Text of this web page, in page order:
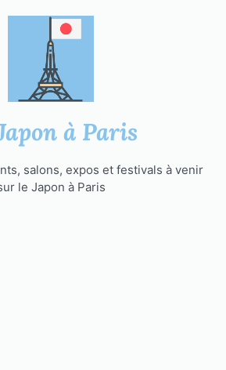
à Paris
salons, expos et festivals à venir
le Japon à Paris